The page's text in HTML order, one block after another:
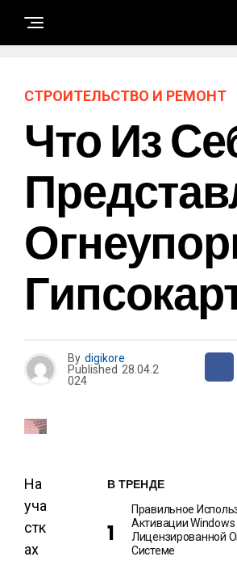
СТРОИТЕЛЬСТВО И РЕМОНТ
Что Из
By digikore
Published 28.04.2
024
На
уча
стк
ах
В ТРЕНДЕ
Правильное
Активации
Лицензированной
Системе